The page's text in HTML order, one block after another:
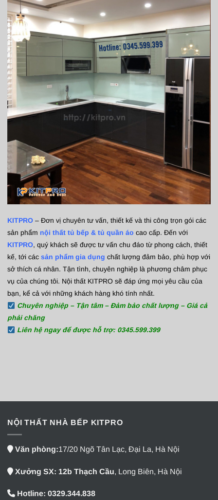
KITPRO – Đơn vị chuyên tư vấn, thiết kế và thi công trọn gói các
sản phẩm nội thất tủ bếp & tủ quần áo cao cấp. Đến với
KITPRO, quý khách sẽ được tư vấn chu đáo từ phong cách, thiết
kế, tới các sản phẩm gia dụng chất lượng đảm bảo, phù hợp với
sở thích cá nhân. Tận tình, chuyên nghiệp là phương châm phục
vụ của chúng tôi. Nội thất KITPRO sẽ đáp ứng mọi yêu cầu của
bạn, kể cả với những khách hàng khó tính nhất.
Chuyên nghiệp – Tận tâm – Đảm bảo chất lượng – Giá cả
phải chăng
Liên hệ ngay để được hỗ trợ: 0345.599.399
NỘI THẤT NHÀ BẾP KITPRO
Văn phòng:17/20 Ngõ Tân Lạc, Đại La, Hà Nội
Xưởng SX: 12b Thạch Cầu, Long Biên, Hà Nội
Hotline: 0329.344.838